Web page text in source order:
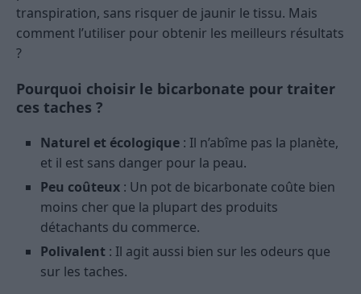
transpiration, sans risquer de jaunir le tissu. Mais
comment l’utiliser pour obtenir les meilleurs résultats
?
Pourquoi choisir le bicarbonate pour traiter
ces taches ?
Naturel et écologique : Il n’abîme pas la planète,
et il est sans danger pour la peau.
Peu coûteux : Un pot de bicarbonate coûte bien
moins cher que la plupart des produits
détachants du commerce.
Polivalent : Il agit aussi bien sur les odeurs que
sur les taches.